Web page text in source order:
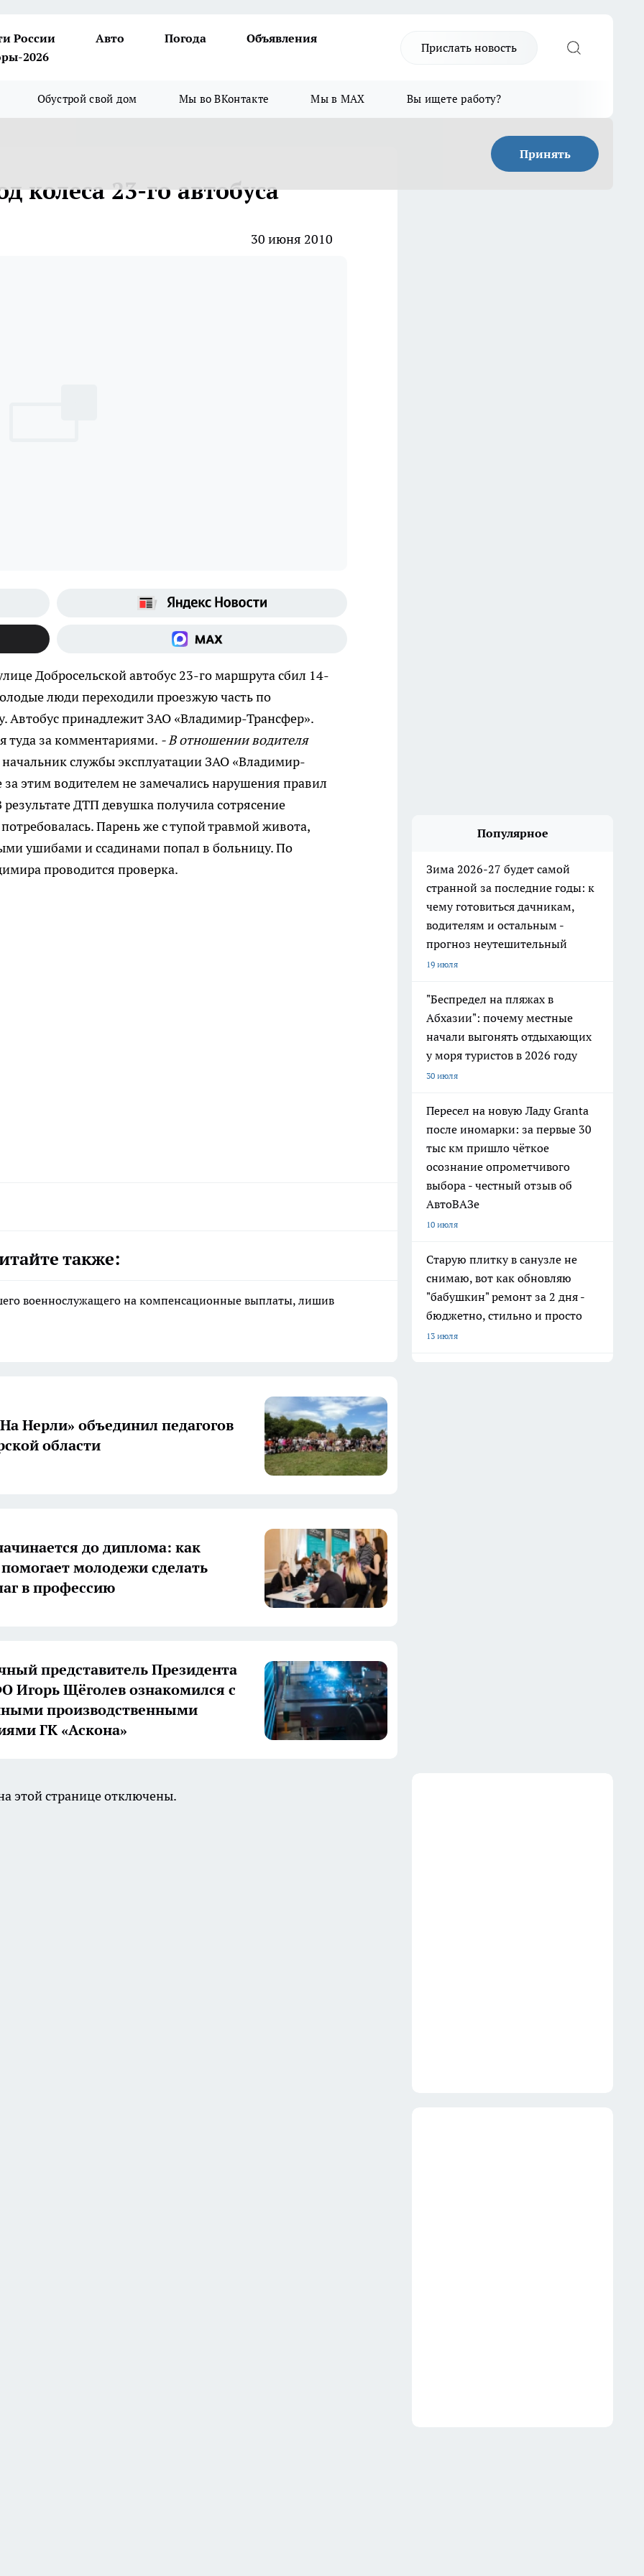
России Авто Погода
Объявления
2026
Прислать новость
Обустрой свой дом Мы во ВКонтакте Мы в MAX Вы ищете работу?
Принять
колеса 23-го автобуса
30 июня 2010
Добросельской автобус 23-го маршрута сбил 14-
люди переходили проезжую часть по
Автобус принадлежит ЗАО «Владимир-Трансфер».
туда за комментариями. - В отношении водителя
начальник службы эксплуатации ЗАО «Владимир-
этим водителем не замечались нарушения правил
ДТП девушка получила сотрясение
Парень же с тупой травмой живота,
ушибами и ссадинами попал в больницу. По
проводится проверка.
также:
военнослужащего на компенсационные выплаты, лишив
Популярное
Зима 2026-27 будет самой
странной за последние годы: к
чему готовиться дачникам,
водителям и остальным -
прогноз неутешительный
19 июля
"Беспредел на пляжах в
Абхазии": почему местные
начали выгонять отдыхающих
у моря туристов в 2026 году
30 июля
Пересел на новую Ладу Granta
после иномарки: за первые 30
тыс км пришло чёткое
осознание опрометчивого
выбора - честный отзыв об
АвтоВАЗе
10 июля
Старую плитку в санузле не
снимаю, вот как обновляю
"бабушкин" ремонт за 2 дня -
бюджетно, стильно и просто
13 июля
Нерли» объединил педагогов
области
до диплома: как
молодежи сделать
в профессию
представитель Президента
Игорь Щёголев ознакомился с
производственными
ГК «Аскона»
этой странице отключены.